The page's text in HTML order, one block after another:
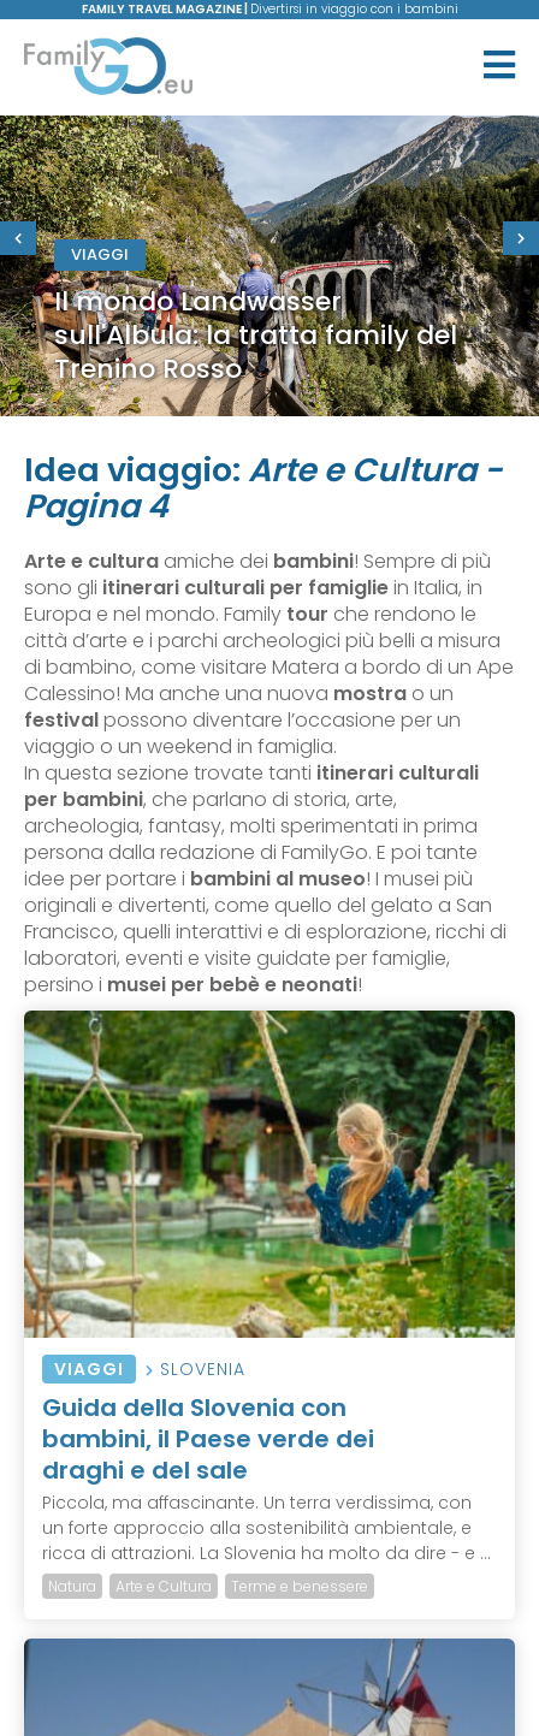
FAMILY TRAVEL MAGAZINE | Divertirsi in viaggio con i bambini
VIAGGI
Il mondo Landwasser
sull'Albula: la tratta family del
Trenino Rosso
Idea viaggio: Arte e Cultura -
Pagina 4
Arte e cultura amiche dei bambini! Sempre di più
sono gli itinerari culturali per famigliein Italia, in
Europa e nel mondo. Family tour che rendono le
città d’arte e i parchi archeologici più belli a misura
di bambino, come visitare Matera a bordo di un Ape
Calessino! Ma anche una nuova mostra o un
festivalpossono diventare l’occasione per un
viaggio o un weekend in famiglia.
In questa sezione trovate tanti itinerari culturali
per bambini, che parlano di storia, arte,
archeologia, fantasy, molti sperimentati in prima
persona dalla redazione di FamilyGo. E poi tante
idee per portare i bambini al museo! I musei più
originali e divertenti, come quello del gelato a San
Francisco, quelli interattivi e di esplorazione, ricchi di
laboratori, eventi e visite guidate per famiglie,
persino i musei per bebè e neonati!
VIAGGI SLOVENIA
Guida della Slovenia con
bambini, il Paese verde dei
draghi e del sale
Piccola, ma affascinante. Un terra verdissima, con
un forte approccio alla sostenibilità ambientale, e
ricca di attrazioni. La Slovenia ha molto da dire - e ...
Natura Arte e Cultura Terme e benessere